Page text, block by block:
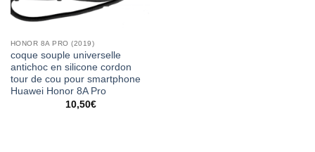
HONOR 8A PRO (2019)
coque souple universelle
antichoc en silicone cordon
tour de cou pour smartphone
Huawei Honor 8A Pro
10,50€